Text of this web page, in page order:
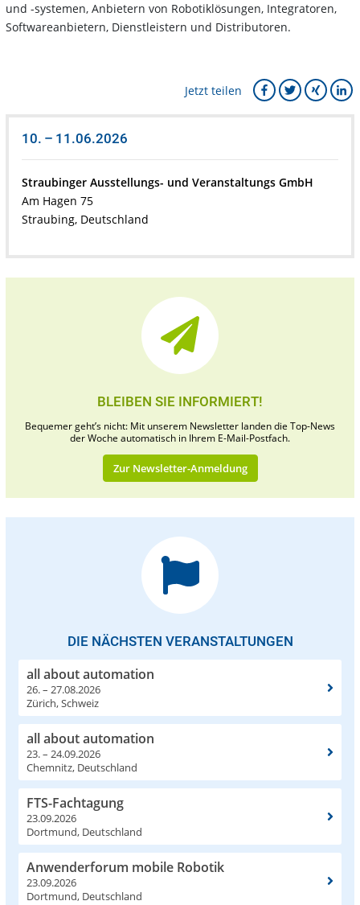
und -systemen, Anbietern von Robotiklösungen, Integratoren,
Softwareanbietern, Dienstleistern und Distributoren.
Jetzt teilen
10. – 11.06.2026
Straubinger Ausstellungs- und Veranstaltungs GmbH
Am Hagen 75
Straubing, Deutschland
BLEIBEN SIE INFORMIERT!
Bequemer geht’s nicht: Mit unserem Newsletter landen die Top-News
der Woche automatisch in Ihrem E-Mail-Postfach.
Zur Newsletter-Anmeldung
DIE NÄCHSTEN VERANSTALTUNGEN
all about automation
26. – 27.08.2026
Zürich, Schweiz
all about automation
23. – 24.09.2026
Chemnitz, Deutschland
FTS-Fachtagung
23.09.2026
Dortmund, Deutschland
Anwenderforum mobile Robotik
23.09.2026
Dortmund, Deutschland